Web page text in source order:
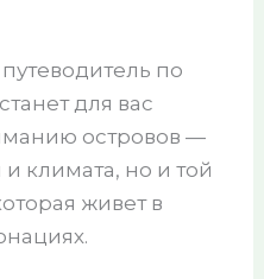
по
для вас
островов —
климата, но и той
живет в